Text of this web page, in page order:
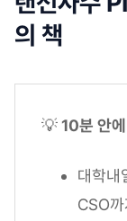
의 책
💡10분 안
대학내
CSO